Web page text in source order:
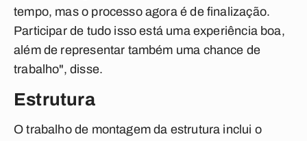
tempo, mas o processo agora é de finalização.
Participar de tudo isso está uma experiência boa,
além de representar também uma chance de
trabalho", disse.
Estrutura
O trabalho de montagem da estrutura inclui o